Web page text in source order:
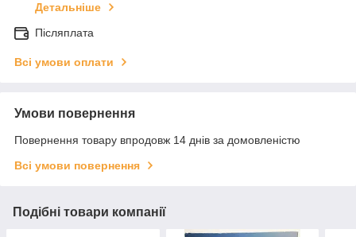
Детальніше
Післяплата
Всі умови оплати
Умови повернення
Повернення товару впродовж 14 днів за домовленістю
Всі умови повернення
Подібні товари компанії